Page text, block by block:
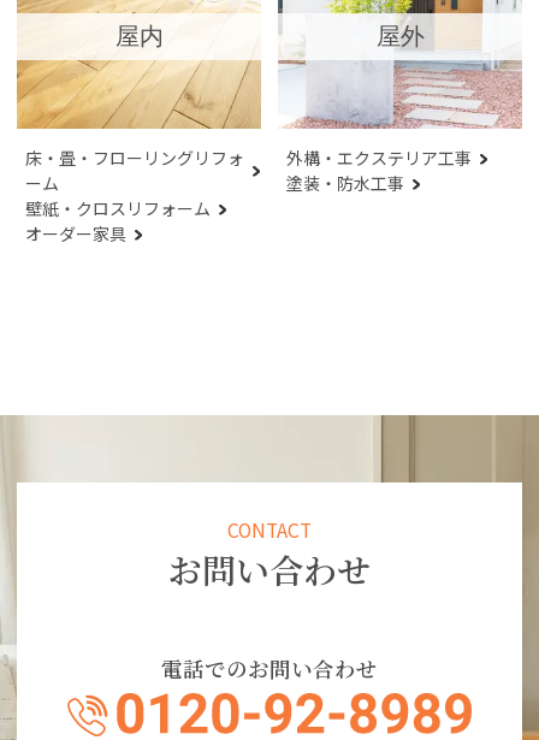
屋内
床・畳・フローリングリフォ
ーム
壁紙・クロスリフォーム
オーダー家具
屋外
外構・エクステリア工事
塗装・防水工事
CONTACT
お問い合わせ
電話でのお問い合わせ